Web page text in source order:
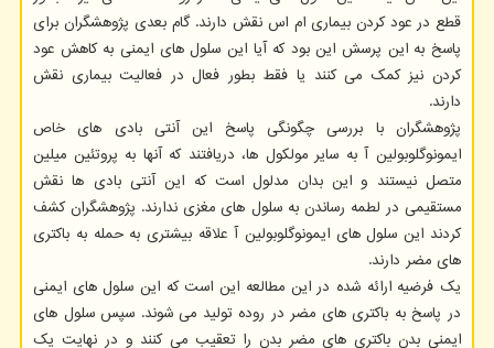
قطع در عود کردن بیماری ام اس نقش دارند. گام بعدی پژوهشگران برای
پاسخ به این پرسش این بود که آیا این سلول های ایمنی به کاهش عود
کردن نیز کمک می کنند یا فقط بطور فعال در فعالیت بیماری نقش
دارند.
پژوهشگران با بررسی چگونگی پاسخ این آنتی بادی های خاص
ایمونوگلوبولین آ به سایر مولکول ها، دریافتند که آنها به پروتئین میلین
متصل نیستند و این بدان مدلول است که این آنتی بادی ها نقش
مستقیمی در لطمه رساندن به سلول های مغزی ندارند. پژوهشگران کشف
کردند این سلول های ایمونوگلوبولین آ علاقه بیشتری به حمله به باکتری
های مضر دارند.
یک فرضیه ارائه شده در این مطالعه این است که این سلول های ایمنی
در پاسخ به باکتری های مضر در روده تولید می شوند. سپس سلول های
ایمنی بدن باکتری های مضر بدن را تعقیب می کنند و در نهایت یک